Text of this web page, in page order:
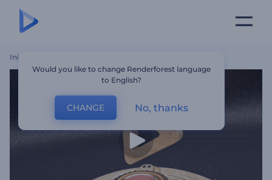
Início
Would you like to change Renderforest language
to English?
CHANGE No, thanks